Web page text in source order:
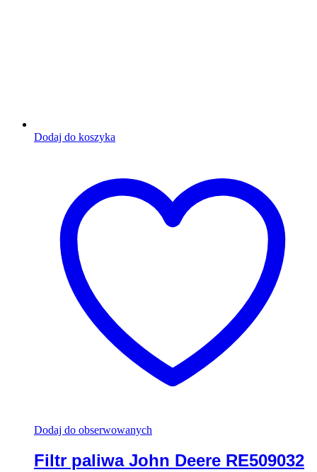
Dodaj do koszyka
Dodaj do obserwowanych
Filtr paliwa John Deere RE509032